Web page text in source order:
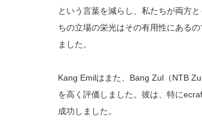
という言葉を減らし、私たちが両方
ちの立場の栄光はその有用性にある
ました。
Kang Emilはまた、Bang Zul（NTB
を高く評価しました。彼は、特に
成功しました。